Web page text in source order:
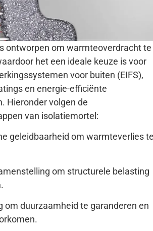
ontworpen om warmteoverdracht te
het een ideale keuze is voor
voor buiten (EIFS),
en energie-efficiënte
Hieronder volgen de
van isolatiemortel:
geleidbaarheid om warmteverlies
om structurele belasting
om duurzaamheid te garanderen en